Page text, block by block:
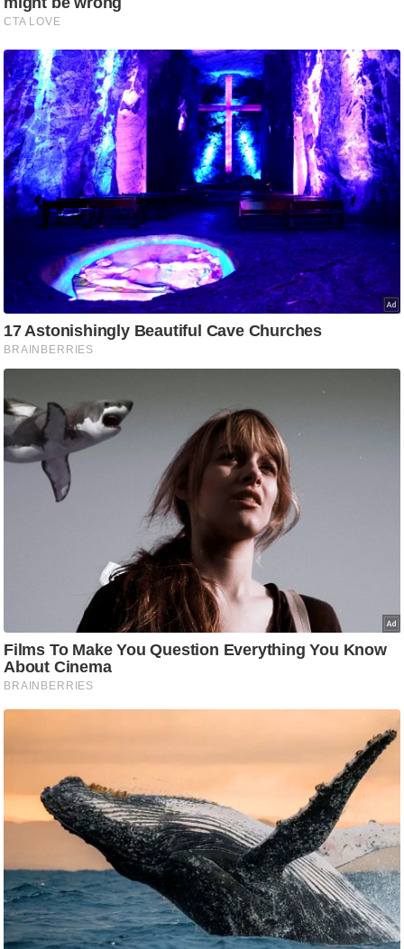
/
श
न
घ
रे
लू
नु
स्खे
ट
न
स्थ
ल
ट
ने
स
प
रा
ज
श्ले
ष
स
म
सा
म